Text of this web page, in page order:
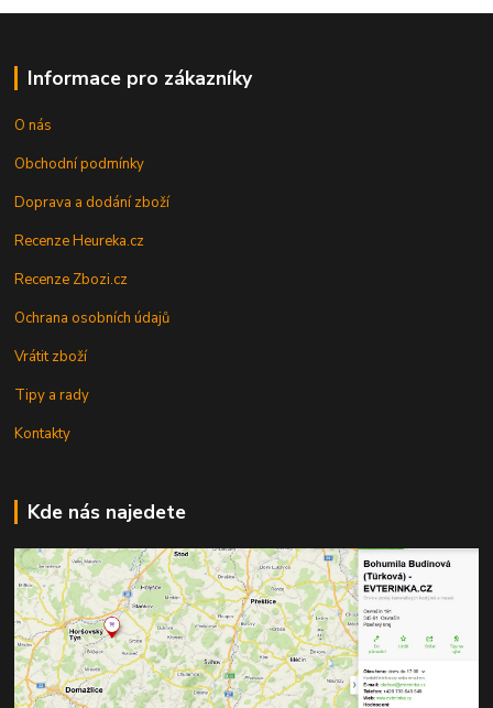
Informace pro zákazníky
O nás
Obchodní podmínky
Doprava a dodání zboží
Recenze Heureka.cz
Recenze Zbozi.cz
Ochrana osobních údajů
Vrátit zboží
Tipy a rady
Kontakty
Kde nás najedete